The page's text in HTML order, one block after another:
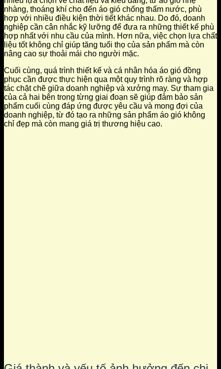
nhàng, thoáng khí cho đến áo gió chống thấm nước, phù
hợp với nhiều điều kiện thời tiết khác nhau. Do đó, doanh
nghiệp cần cân nhắc kỹ lưỡng để đưa ra những thiết kế phù
hợp nhất với nhu cầu của mình. Hơn nữa, việc chọn lựa chất
liệu tốt không chỉ giúp tăng tuổi thọ của sản phẩm mà còn
nâng cao sự thoải mái cho người mặc.
Cuối cùng, quá trình thiết kế và cá nhân hóa áo gió đồng
phục cần được thực hiện qua một quy trình rõ ràng và hợp
tác chặt chẽ giữa doanh nghiệp và xưởng may. Sự tham gia
của cả hai bên trong từng giai đoạn sẽ giúp đảm bảo sản
phẩm cuối cùng đáp ứng được yêu cầu và mong đợi của
doanh nghiệp, từ đó tạo ra những sản phẩm áo gió không
chỉ đẹp mà còn mang giá trị thương hiệu cao.